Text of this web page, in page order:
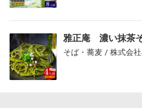
雅正庵 濃い抹茶
そば・蕎麦 / 株式会